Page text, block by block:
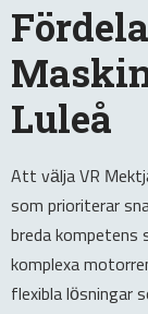
Luleå
Att välja VR
som prioriterar
breda kompetens
komplexa
flexibla lösningar